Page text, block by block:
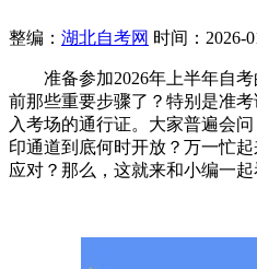
整编： 湖北自考网 时间：2026-
准备参加2026年上半年自考
前那些重要步骤了？特别是准
入考场的通行证。大家普遍会
印通道到底何时开放？万一忙
应对？那么，这就来和小编一起